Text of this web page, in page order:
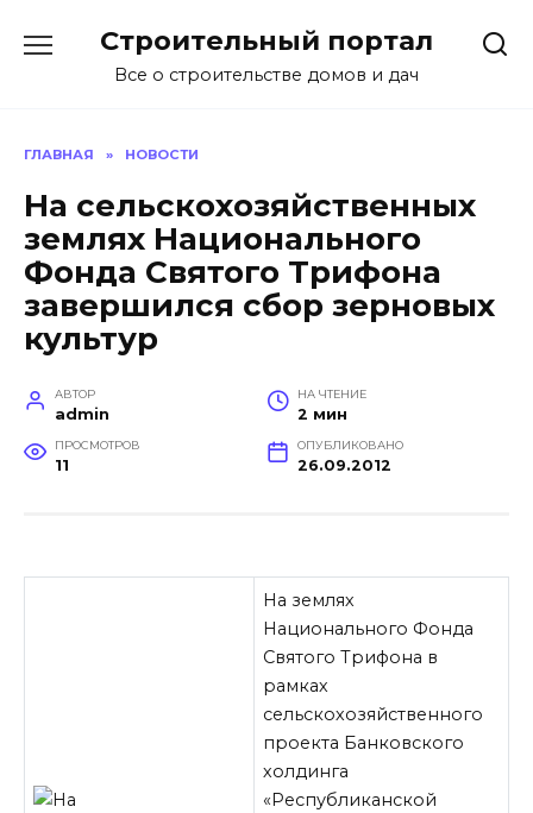
содержанию
Строительный портал
Все о строительстве домов и дач
ГЛАВНАЯ » НОВОСТИ
На сельскохозяйственных
землях Национального
Фонда Святого Трифона
завершился сбор зерновых
культур
АВТОР
admin
НА ЧТЕНИЕ
2 мин
ПРОСМОТРОВ
11
ОПУБЛИКОВАНО
26.09.2012
На землях
Национального Фонда
Святого Трифона в
рамках
сельскохозяйственного
проекта Банковского
холдинга
«Республиканской